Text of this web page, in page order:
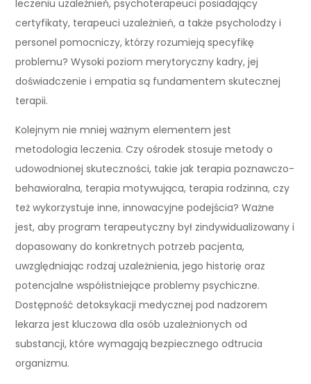
leczeniu uzależnień, psychoterapeuci posiadający
certyfikaty, terapeuci uzależnień, a także psycholodzy i
personel pomocniczy, którzy rozumieją specyfikę
problemu? Wysoki poziom merytoryczny kadry, jej
doświadczenie i empatia są fundamentem skutecznej
terapii.
Kolejnym nie mniej ważnym elementem jest
metodologia leczenia. Czy ośrodek stosuje metody o
udowodnionej skuteczności, takie jak terapia poznawczo-
behawioralna, terapia motywująca, terapia rodzinna, czy
też wykorzystuje inne, innowacyjne podejścia? Ważne
jest, aby program terapeutyczny był zindywidualizowany i
dopasowany do konkretnych potrzeb pacjenta,
uwzględniając rodzaj uzależnienia, jego historię oraz
potencjalne współistniejące problemy psychiczne.
Dostępność detoksykacji medycznej pod nadzorem
lekarza jest kluczowa dla osób uzależnionych od
substancji, które wymagają bezpiecznego odtrucia
organizmu.